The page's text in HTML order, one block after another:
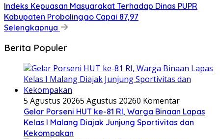
Indeks Kepuasan Masyarakat Terhadap Dinas PUPR
Kabupaten Probolinggo Capai 87,97
Selengkapnya
Berita Populer
5 Agustus 20265 Agustus 20260 Komentar
Gelar Porseni HUT ke-81 RI, Warga Binaan Lapas
Kelas I Malang Diajak Junjung Sportivitas dan
Kekompakan